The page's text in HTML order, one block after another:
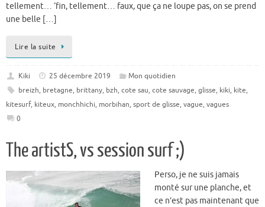
tellement… ‘fin, tellement… faux, que ça ne loupe pas, on se prend
une belle […]
Lire la suite
Kiki 25 décembre 2019
Mon quotidien
breizh, bretagne, brittany, bzh, cote sau, cote sauvage, glisse, kiki, kite,
kitesurf, kiteux, monchhichi, morbihan, sport de glisse, vague, vagues
0
The artistS, vs session surf ;)
Perso, je ne suis jamais
monté sur une planche, et
ce n’est pas maintenant que